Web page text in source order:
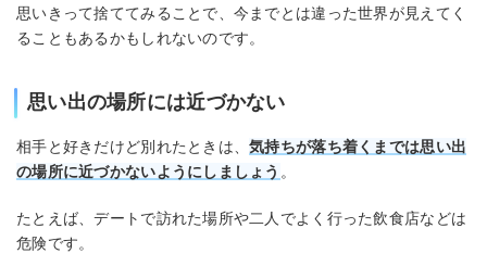
思いきって捨ててみることで、今までとは違った世界が見えてく
ることもあるかもしれないのです。
思い出の場所には近づかない
相手と好きだけど別れたときは、気持ちが落ち着くまでは思い出
の場所に近づかないようにしましょう 。
たとえば、デートで訪れた場所や二人でよく行った飲食店などは
危険です。